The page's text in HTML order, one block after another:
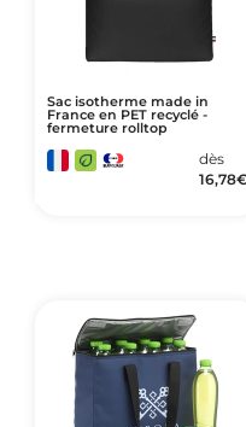
Sac isotherme made in
France en PET recyclé -
fermeture rolltop
dès
16,78